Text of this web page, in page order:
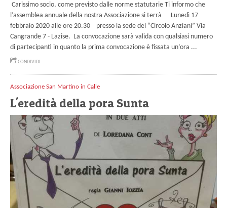
Carissimo socio, come previsto dalle norme statutarie Ti informo che
l’assemblea annuale della nostra Associazione si terrà Lunedì 17
febbraio 2020 alle ore 20.30 presso la sede del “Circolo Anziani” Via
Cangrande 7 - Lazise. La convocazione sarà valida con qualsiasi numero
di partecipanti in quanto la prima convocazione è fissata un’ora ...
CONDIVIDI
Associazione San Martino in Calle
L'eredità della pora Sunta